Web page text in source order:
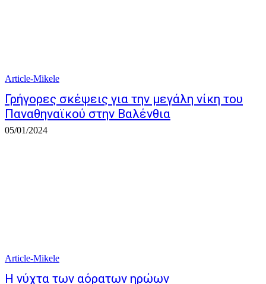
Article-Mikele
Γρήγορες σκέψεις για την μεγάλη νίκη του
Παναθηναϊκού στην Βαλένθια
05/01/2024
Article-Mikele
Η νύχτα των αόρατων ηρώων